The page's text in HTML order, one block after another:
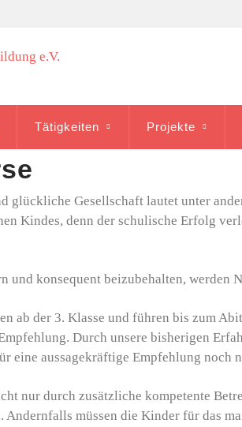
Tätigkeiten Projekte
glückliche Gesellschaft lautet unter
Kindes, denn der schulische Erfolg
und konsequent beizubehalten,
ab der 3. Klasse und führen bis zum
Durch unsere bisherigen
eine aussagekräftige Empfehlung noch
nur durch zusätzliche kompetente
Andernfalls müssen die Kinder für das